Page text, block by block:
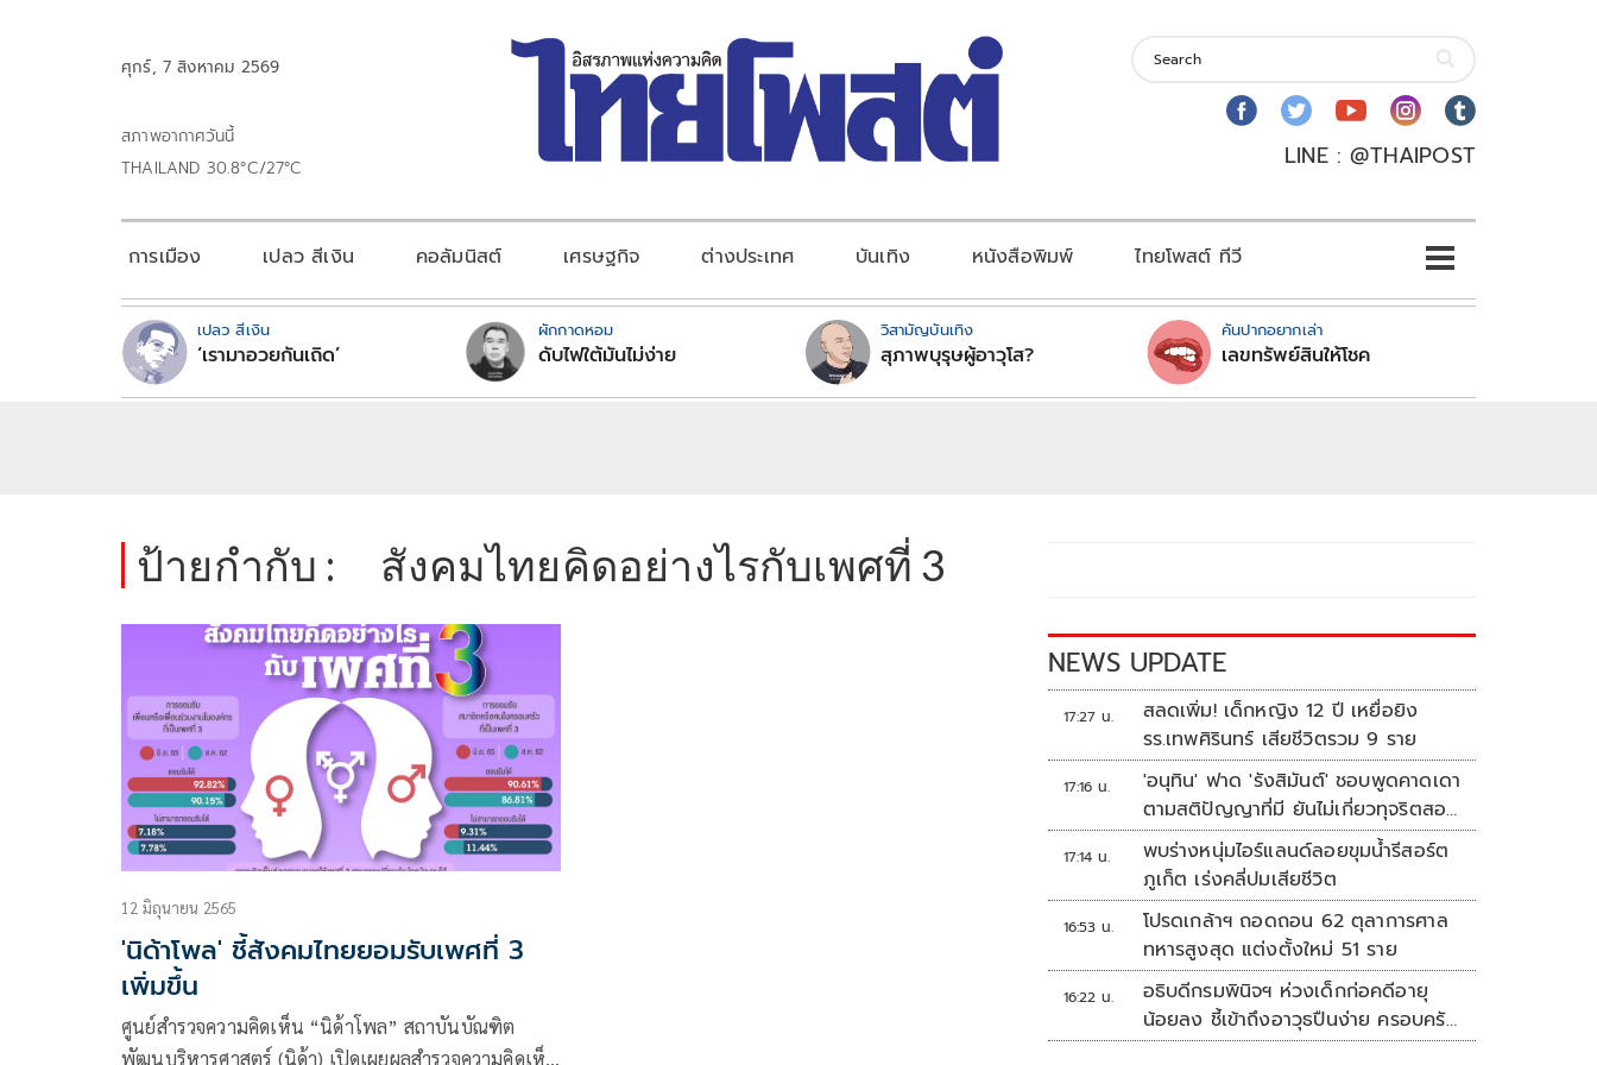
ศุกร์, 7 สิงหาคม 2569
สภาพอากาศวันนี้
THAILAND 30.8°C/27°C
LINE : @THAIPOST
การเมือง เปลว สีเงิน คอลัมนิสต์ เศรษฐกิจ ต่างประเทศ บันเทิง หนังสือพิมพ์ ไทยโพสต์ ทีวี
เปลว สีเงิน
‘เรามาอวยกันเถิด’
ผักกาดหอม
ดับไฟใต้มันไม่ง่าย
วิสามัญบันเทิง
สุภาพบุรุษผู้อาวุโส?
คันปากอยากเล่า
เลขทรัพย์สินให้โชค
ป้ายกำกับ : สังคมไทยคิดอย่างไรกับเพศที่ 3
12 มิถุนายน 2565
'นิด้าโพล' ชี้สังคมไทยยอมรับเพศที่ 3
เพิ่มขึ้น
ศูนย์สำรวจความคิดเห็น “นิด้าโพล” สถาบันบัณฑิต
พัฒนบริหารศาสตร์ (นิด้า) เปิดเผยผลสำรวจความคิดเห็น
NEWS UPDATE
17:27 น.
สลดเพิ่ม! เด็กหญิง 12 ปี เหยื่อยิง
รร.เทพศิรินทร์ เสียชีวิตรวม 9 ราย
17:16 น.
'อนุทิน' ฟาด 'รังสิมันต์' ชอบพูดคาดเดา
ตามสติปัญญาที่มี ยันไม่เกี่ยวทุจริตสอบ
ท้องถิ่น
17:14 น.
พบร่างหนุ่มไอร์แลนด์ลอยขุมน้ำรีสอร์ต
ภูเก็ต เร่งคลี่ปมเสียชีวิต
16:53 น.
โปรดเกล้าฯ ถอดถอน 62 ตุลาการศาล
ทหารสูงสุด แต่งตั้งใหม่ 51 ราย
16:22 น.
อธิบดีกรมพินิจฯ ห่วงเด็กก่อคดีอายุ
น้อยลง ชี้เข้าถึงอาวุธปืนง่าย ครอบครัว
แตกแยกเป็นชนวนสำคัญ